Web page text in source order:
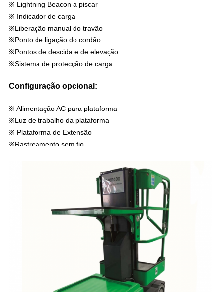
※ Lightning Beacon a piscar
※ Indicador de carga
※Liberação manual do travão
※Ponto de ligação do cordão
※Pontos de descida e de elevação
※Sistema de protecção de carga
Configuração opcional:
※ Alimentação AC para plataforma
※Luz de trabalho da plataforma
※ Plataforma de Extensão
※Rastreamento sem fio